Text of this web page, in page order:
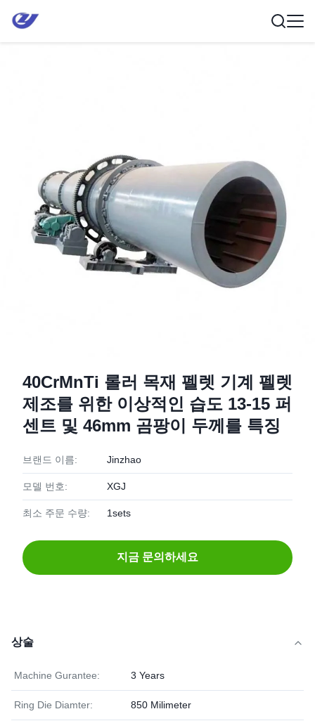
40CrMnTi 롤러 목재 펠렛 기계 펠렛
제조를 위한 이상적인 습도 13-15 퍼
센트 및 46mm 곰팡이 두께를 특징
브랜드 이름: Jinzhao
모델 번호: XGJ
최소 주문 수량: 1sets
지금 문의하세요
상술
Machine Gurantee: 3 Years
Ring Die Diamter: 850 Milimeter